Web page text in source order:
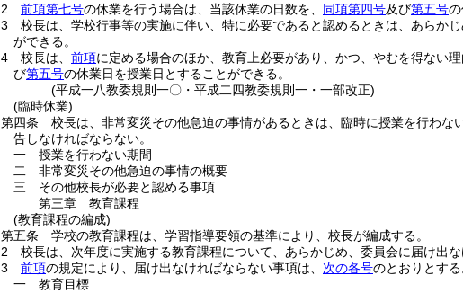
2
前項第七号の休業を行う場合は、当該休業の日数を、 同項第四号及び第五号
3
校長は、学校行事等の実施に伴い、特に必要であると認めるときは、あらか
ができる。
4
校長は、 前項に定める場合のほか、教育上必要があり、かつ、やむを得ない
び第五号の休業日を授業日とすることができる。
(平成一八教委規則一〇・平成二四教委規則一・一部改正)
(臨時休業)
第四条
校長は、非常変災その他急迫の事情があるときは、臨時に授業を行わな
告しなければならない。
一
授業を行わない期間
二
非常変災その他急迫の事情の概要
三
その他校長が必要と認める事項
第三章
教育課程
(教育課程の編成)
第五条
学校の教育課程は、学習指導要領の基準により、校長が編成する。
2
校長は、次年度に実施する教育課程について、あらかじめ、委員会に届け出な
3
前項の規定により、届け出なければならない事項は、 次の各号のとおりとする
一
教育目標